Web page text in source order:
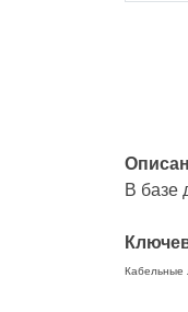
В базе
Кабельные